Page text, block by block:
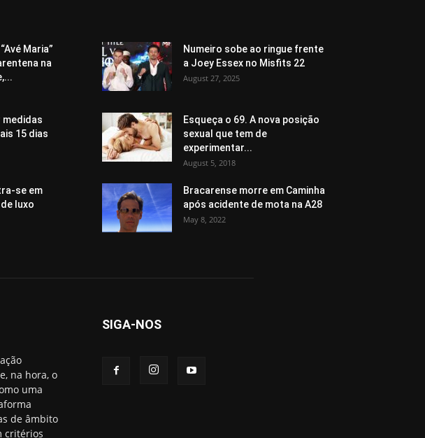
Maria”
na
Numeiro sobe ao ringue frente
a Joey Essex no Misfits 22
August 27, 2025
medidas
15 dias
Esqueça o 69. A nova posição
sexual que tem de
experimentar...
August 5, 2018
se em
luxo
Bracarense morre em Caminha
após acidente de mota na A28
May 8, 2022
na hora, o
uma
de âmbito
critérios
SIGA-NOS